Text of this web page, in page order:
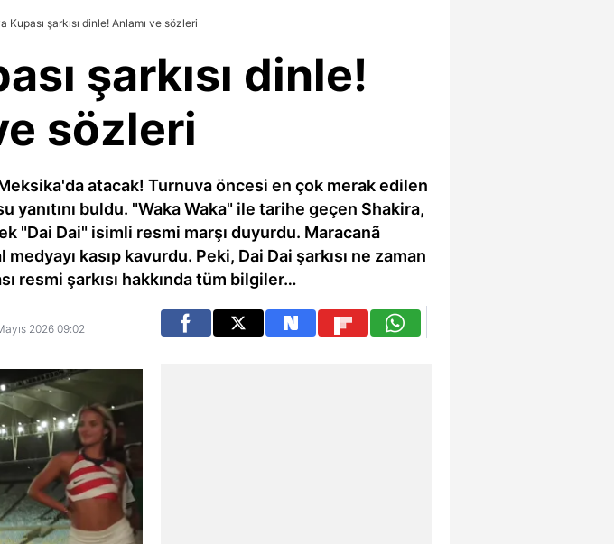
Kupası şarkısı dinle! Anlamı ve sözleri
şarkısı dinle!
sözleri
atacak! Turnuva öncesi en çok merak edilen
yanıtını buldu. "Waka Waka" ile tarihe geçen Shakira,
"Dai Dai" isimli resmi marşı duyurdu. Maracanã
kasıp kavurdu. Peki, Dai Dai şarkısı ne zaman
resmi şarkısı hakkında tüm bilgiler…
2026 09:02